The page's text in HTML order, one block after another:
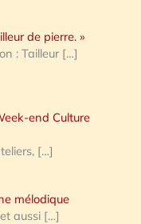
de pierre. »
: Tailleur […]
end Culture
[…]
mélodique
aussi […]